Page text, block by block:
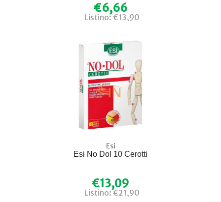
€6,66
Listino: €13,90
Esi
Esi No Dol 10 Cerotti
€13,09
Listino: €21,90